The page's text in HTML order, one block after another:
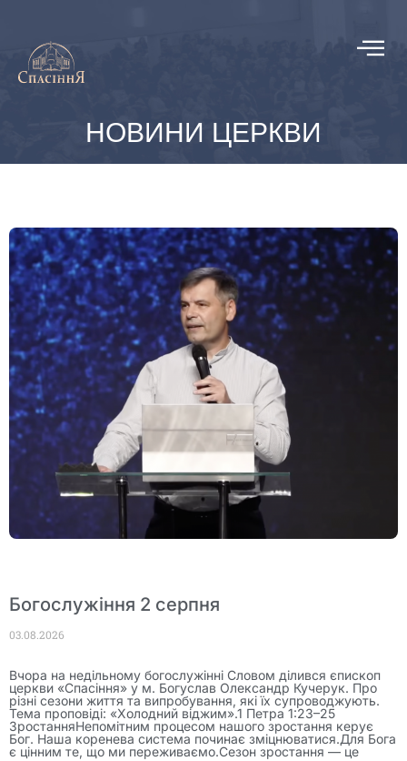
НОВИНИ ЦЕРКВИ
Богослужіння 2 серпня
03.08.2026
Вчора на недільному богослужінні Словом ділився єпископ
церкви «Спасіння» у м. Богуслав Олександр Кучерук. Про
різні сезони життя та випробування, які їх супроводжують.
Тема проповіді: «Холодний віджим».1 Петра 1:23–25
ЗростанняНепомітним процесом нашого зростання керує
Бог. Наша коренева система починає зміцнюватися.Для Бога
є цінним те, що ми переживаємо.Сезон зростання — це